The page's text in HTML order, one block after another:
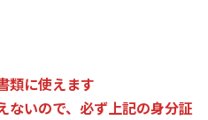
類に使えます
ないので、必ず上記の身分証